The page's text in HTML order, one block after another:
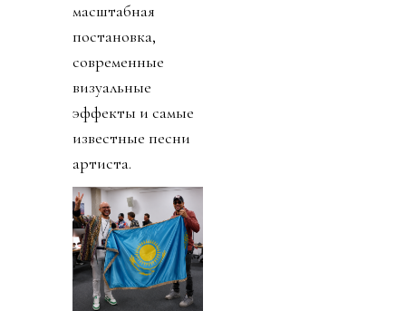
масштабная
постановка,
современные
визуальные
эффекты и самые
известные песни
артиста.